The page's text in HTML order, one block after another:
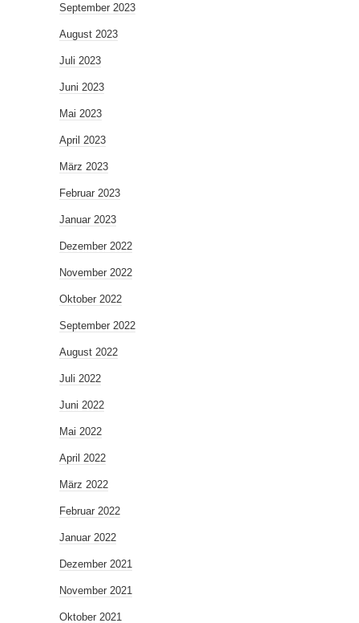
September 2023
August 2023
Juli 2023
Juni 2023
Mai 2023
April 2023
März 2023
Februar 2023
Januar 2023
Dezember 2022
November 2022
Oktober 2022
September 2022
August 2022
Juli 2022
Juni 2022
Mai 2022
April 2022
März 2022
Februar 2022
Januar 2022
Dezember 2021
November 2021
Oktober 2021